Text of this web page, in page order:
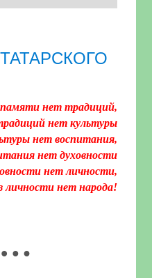
памяти нет традиций,
нет культуры
нет воспитания,
нет духовности
нет личности,
личности нет народа!
…